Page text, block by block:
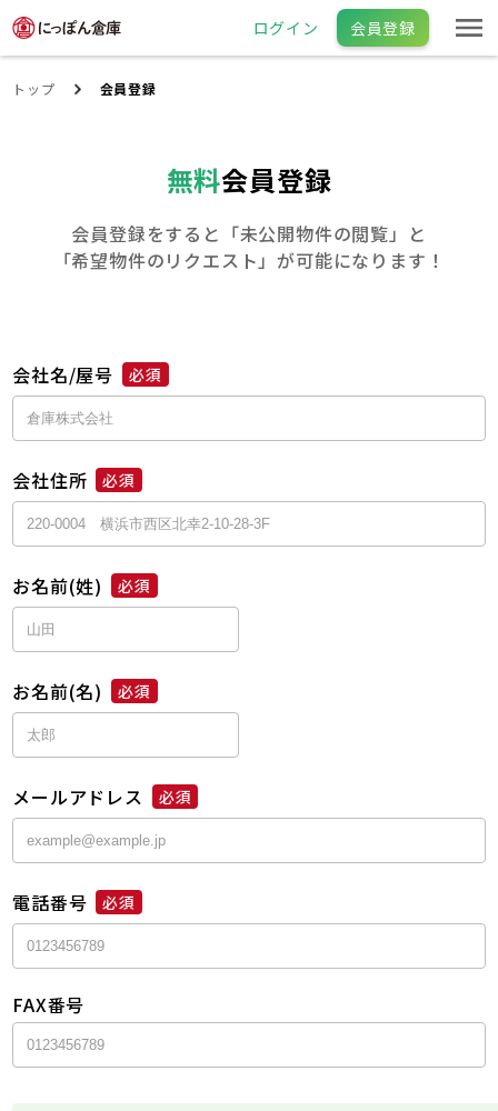
ログイン 会員登録
トップ 会員登録
無料会員登録
会員登録をすると「未公開物件の閲覧」と
「希望物件のリクエスト」が可能になります！
会社名/屋号 必須
会社住所 必須
お名前(姓) 必須
お名前(名) 必須
メールアドレス 必須
電話番号 必須
FAX番号